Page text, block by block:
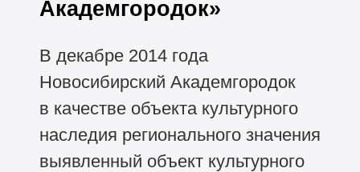
Академгородок»
В декабре 2014 года
Новосибирский Академгородок
в качестве объекта культурного
наследия регионального значения
выявленный объект культурного